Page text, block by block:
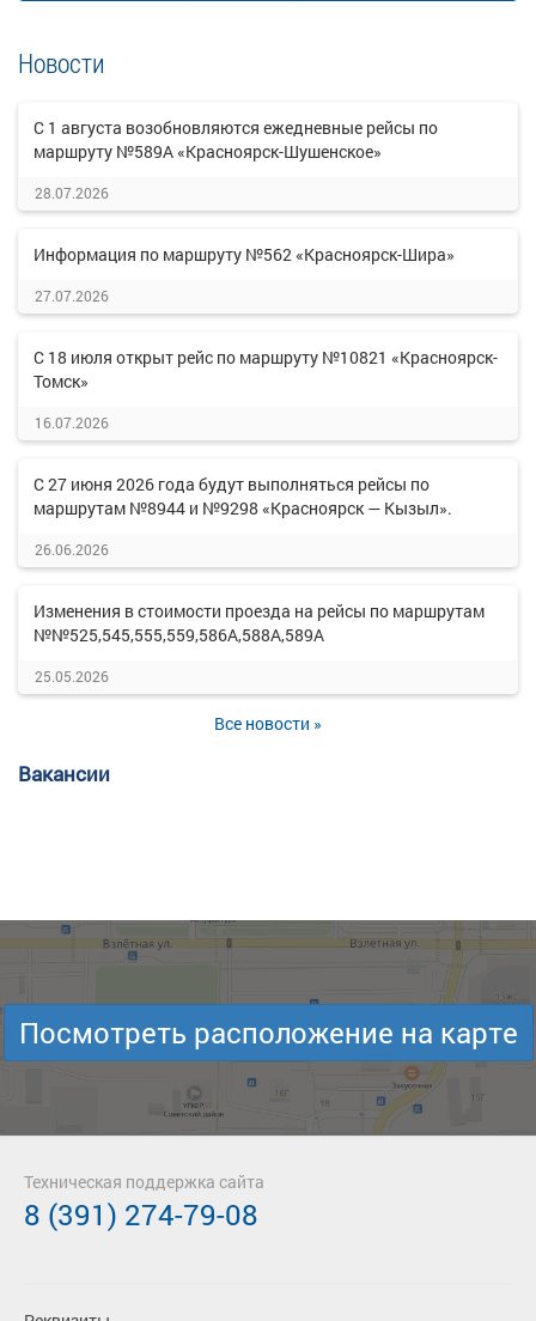
Новости
С 1 августа возобновляются ежедневные рейсы по
маршруту №589А «Красноярск-Шушенское»
28.07.2026
Информация по маршруту №562 «Красноярск-Шира»
27.07.2026
С 18 июля открыт рейс по маршруту №10821 «Красноярск-
Томск»
16.07.2026
С 27 июня 2026 года будут выполняться рейсы по
маршрутам №8944 и №9298 «Красноярск — Кызыл».
26.06.2026
Изменения в стоимости проезда на рейсы по маршрутам
№№525,545,555,559,586А,588А,589А
25.05.2026
Все новости »
Вакансии
Посмотреть расположение на карте
Техническая поддержка сайта
8 (391) 274-79-08